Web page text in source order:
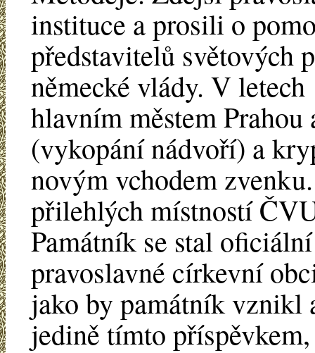
instituce a prosili o
představitelů světových
německé vlády. V
hlavním městem
(vykopání nádvoří) a
novým vchodem
přilehlých místností
Památník se stal
pravoslavné církevní
jako by památník vznikl
jedině tímto